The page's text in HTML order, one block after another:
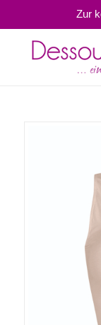
Zur